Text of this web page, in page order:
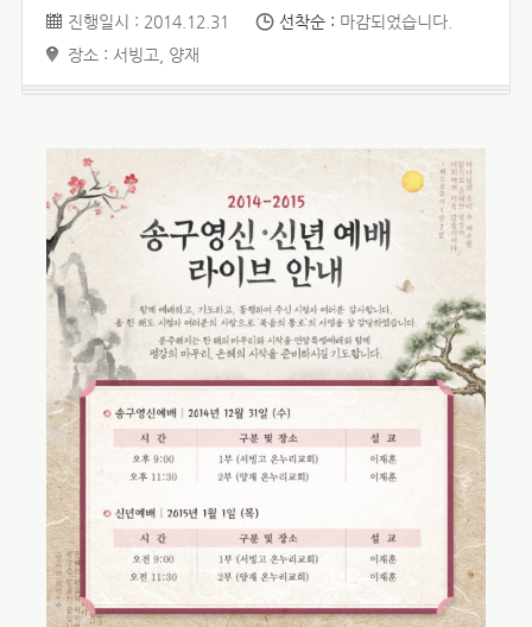
진행일시 : 2014.12.31 선착순 : 마감되었습니다.
장소 : 서빙고, 양재